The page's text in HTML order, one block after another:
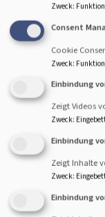
Beate Güthner
Bärbel
Jörn Kallenbach
Susanne Klassin
Wilfried Knorr
Petra
Barbara Peukert
Anna Schalück
Dieter Ulbrich
Mitglieder von
Zweck:
Consent
Cookie
Zweck:
Einbindung
Zeigt Videos
Zweck:
Einbindung
Zeigt Inhalte
Zweck:
Einbindung